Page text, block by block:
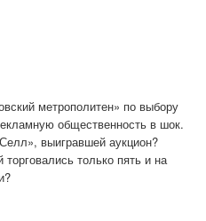
метрополитен» по выбору
общественность в шок.
выигравшей аукцион?
только пять и на